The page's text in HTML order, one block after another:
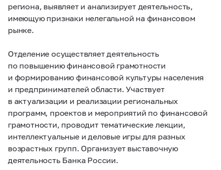
региона, выявляет и анализирует деятельность,
имеющую признаки нелегальной на финансовом
рынке.
Отделение осуществляет деятельность
по повышению финансовой грамотности
и формированию финансовой культуры населения
и предпринимателей области. Участвует
в актуализации и реализации региональных
программ, проектов и мероприятий по финансовой
грамотности, проводит тематические лекции,
интеллектуальные и деловые игры для разных
возрастных групп. Организует выставочную
деятельность Банка России.